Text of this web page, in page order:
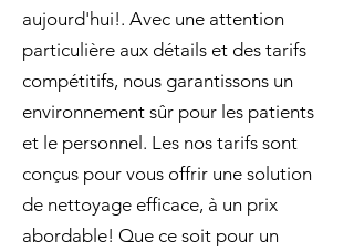
aujourd'hui!. Avec une attention
particulière aux détails et des tarifs
compétitifs, nous garantissons un
environnement sûr pour les patients
et le personnel. Les nos tarifs sont
conçus pour vous offrir une solution
de nettoyage efficace, à un prix
abordable! Que ce soit pour un